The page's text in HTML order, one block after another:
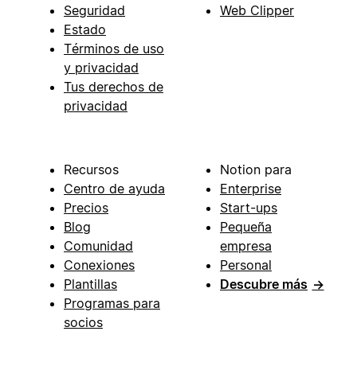
Seguridad
Estado
Términos de uso
y privacidad
Tus derechos de
privacidad
Web Clipper
Recursos
Centro de ayuda
Precios
Blog
Comunidad
Conexiones
Plantillas
Programas para
socios
Notion para
Enterprise
Start-ups
Pequeña
empresa
Personal
Descubre más →